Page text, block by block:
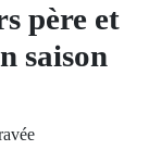
père et
saison